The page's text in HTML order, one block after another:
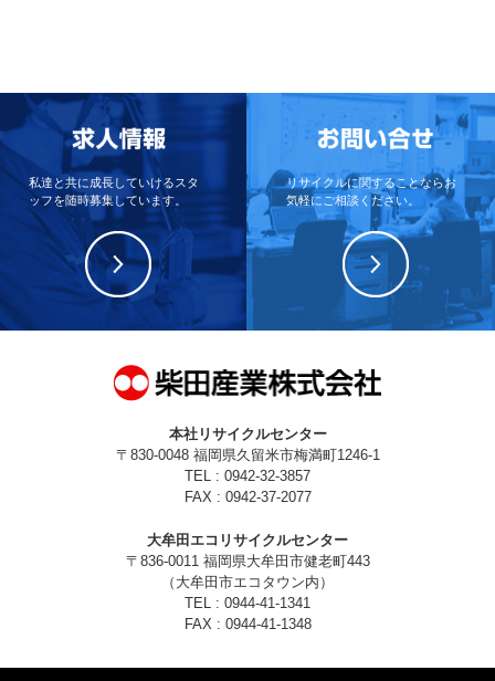
私達と共に成長していけるスタ
ッフを随時募集しています。
リサイクルに関することならお
気軽にご相談ください。
本社リサイクルセンター
〒830-0048 福岡県久留米市梅満町1246-1
TEL : 0942-32-3857
FAX : 0942-37-2077
大牟田エコリサイクルセンター
〒836-0011 福岡県大牟田市健老町443
（大牟田市エコタウン内）
TEL : 0944-41-1341
FAX : 0944-41-1348